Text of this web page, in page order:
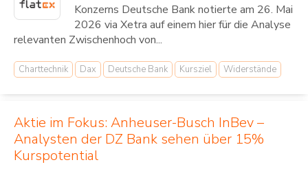
Konzerns Deutsche Bank notierte am 26. Mai
2026 via Xetra auf einem hier für die Analyse
relevanten Zwischenhoch von...
Charttechnik Dax Deutsche Bank Kursziel Widerstände
Aktie im Fokus: Anheuser-Busch InBev –
Analysten der DZ Bank sehen über 15%
Kurspotential